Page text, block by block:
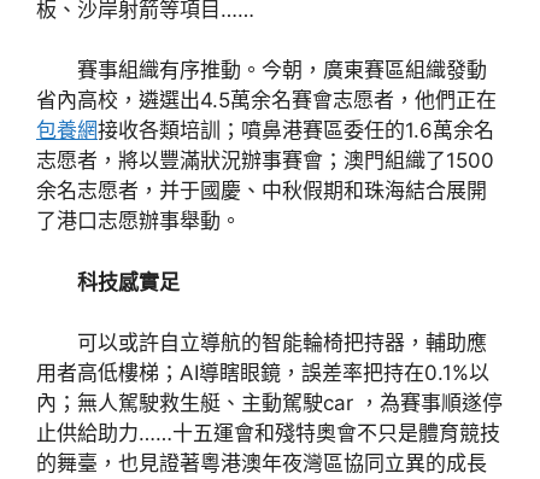
板、沙岸射箭等項目……
賽事組織有序推動。今朝，廣東賽區組織發動
省內高校，遴選出4.5萬余名賽會志愿者，他們正在
包養網接收各類培訓；噴鼻港賽區委任的1.6萬余名
志愿者，將以豐滿狀況辦事賽會；澳門組織了1500
余名志愿者，并于國慶、中秋假期和珠海結合展開
了港口志愿辦事舉動。
科技感實足
可以或許自立導航的智能輪椅把持器，輔助應
用者高低樓梯；AI導瞎眼鏡，誤差率把持在0.1%以
內；無人駕駛救生艇、主動駕駛car ，為賽事順遂停
止供給助力……十五運會和殘特奧會不只是體育競技
的舞臺，也見證著粵港澳年夜灣區協同立異的成長